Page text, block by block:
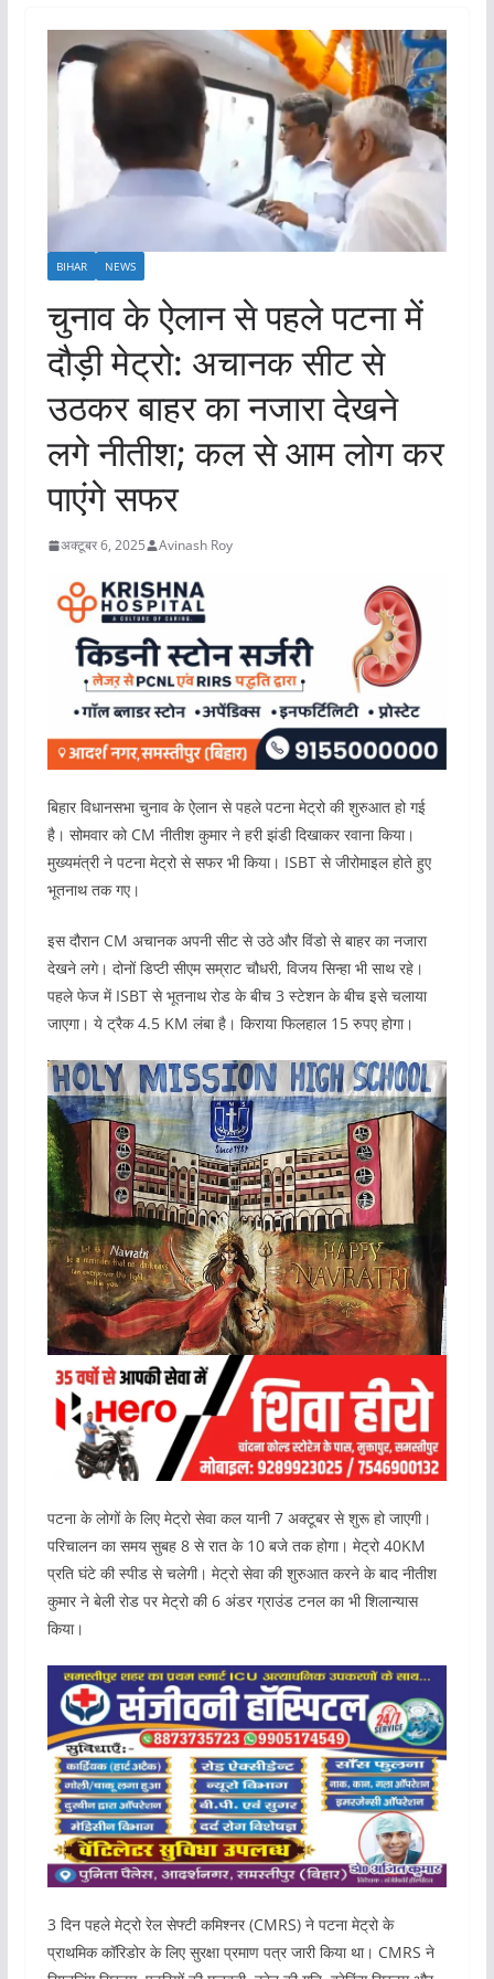
BIHAR NEWS
चुनाव के ऐलान से पहले पटना में
दौड़ी मेट्रो: अचानक सीट से
उठकर बाहर का नजारा देखने
लगे नीतीश; कल से आम लोग कर
पाएंगे सफर
अक्टूबर 6, 2025 Avinash Roy
बिहार विधानसभा चुनाव के ऐलान से पहले पटना मेट्रो की शुरुआत हो गई
है। सोमवार को CM नीतीश कुमार ने हरी झंडी दिखाकर रवाना किया।
मुख्यमंत्री ने पटना मेट्रो से सफर भी किया। ISBT से जीरोमाइल होते हुए
भूतनाथ तक गए।
इस दौरान CM अचानक अपनी सीट से उठे और विंडो से बाहर का नजारा
देखने लगे। दोनों डिप्टी सीएम सम्राट चौधरी, विजय सिन्हा भी साथ रहे।
पहले फेज में ISBT से भूतनाथ रोड के बीच 3 स्टेशन के बीच इसे चलाया
जाएगा। ये ट्रैक 4.5 KM लंबा है। किराया फिलहाल 15 रुपए होगा।
पटना के लोगों के लिए मेट्रो सेवा कल यानी 7 अक्टूबर से शुरू हो जाएगी।
परिचालन का समय सुबह 8 से रात के 10 बजे तक होगा। मेट्रो 40KM
प्रति घंटे की स्पीड से चलेगी। मेट्रो सेवा की शुरुआत करने के बाद नीतीश
कुमार ने बेली रोड पर मेट्रो की 6 अंडर ग्राउंड टनल का भी शिलान्यास
किया।
3 दिन पहले मेट्रो रेल सेफ्टी कमिश्नर (CMRS) ने पटना मेट्रो के
प्राथमिक कॉरिडोर के लिए सुरक्षा प्रमाण पत्र जारी किया था। CMRS ने